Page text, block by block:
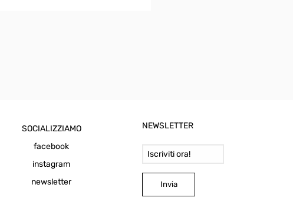
SOCIALIZZIAMO
facebook
instagram
newsletter
NEWSLETTER
Invia